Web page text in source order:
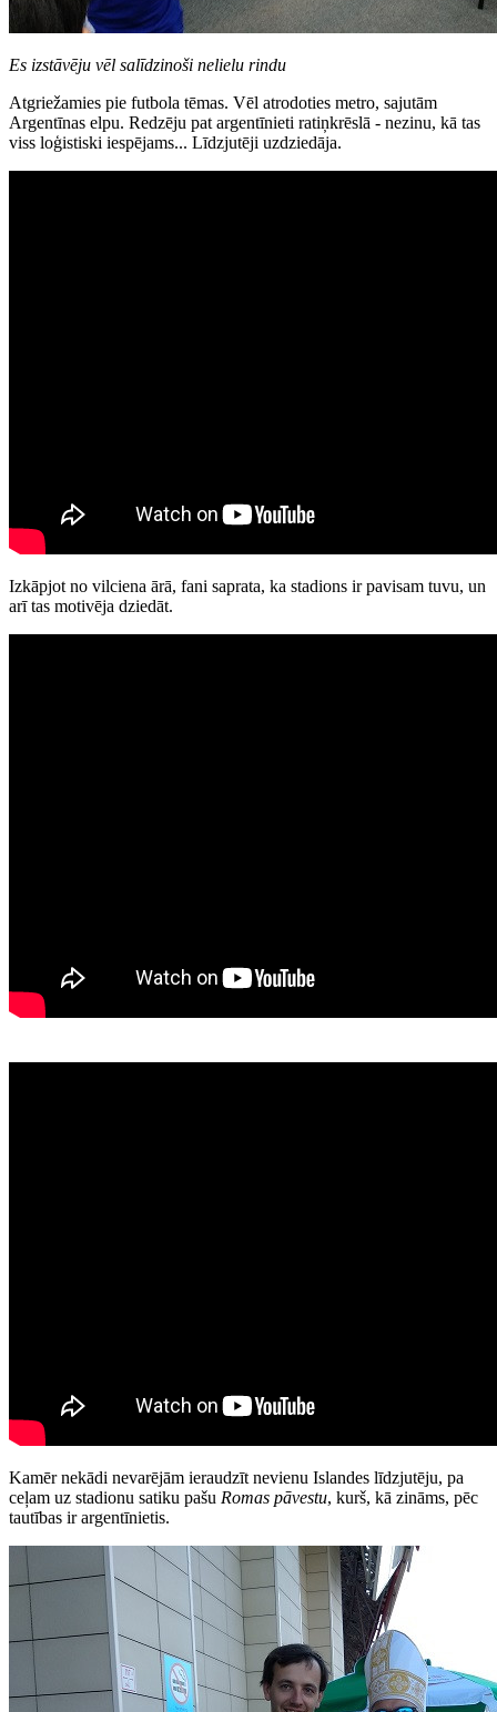
Es izstāvēju vēl salīdzinoši nelielu rindu
Atgriežamies pie futbola tēmas. Vēl atrodoties metro, sajutām
Argentīnas elpu. Redzēju pat argentīnieti ratiņkrēslā - nezinu, kā tas
viss loģistiski iespējams... Līdzjutēji uzdziedāja.
Izkāpjot no vilciena ārā, fani saprata, ka stadions ir pavisam tuvu, un
arī tas motivēja dziedāt.
Kamēr nekādi nevarējām ieraudzīt nevienu Islandes līdzjutēju, pa
ceļam uz stadionu satiku pašu Romas pāvestu, kurš, kā zināms, pēc
tautības ir argentīnietis.